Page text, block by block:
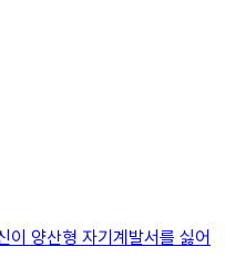
이 양산형 자기계발서를 싫어